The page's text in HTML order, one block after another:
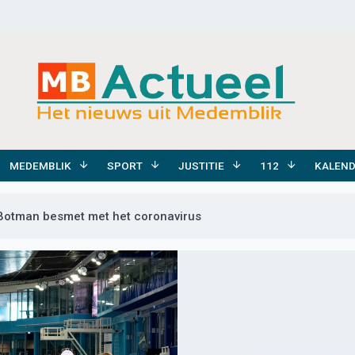
MEDEMBLIK SPORT JUSTITIE 112
besmet met het coronavirus